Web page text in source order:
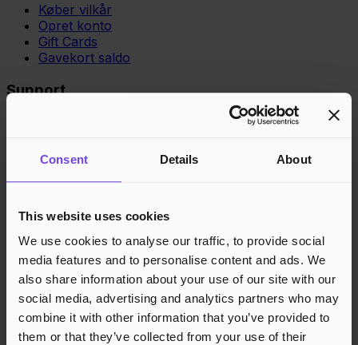
Consent Details About
This website uses cookies
We use cookies to analyse our traffic, to provide social
media features and to personalise content and ads. We
also share information about your use of our site with our
social media, advertising and analytics partners who may
combine it with other information that you’ve provided to
them or that they’ve collected from your use of their
Køber vilkår
Opret konto
Gift Cards
Gavekort saldo
Support
Juridisk
Cookies
Region Norge Danmark Sverige Tyskland Global
Sprog Norsk English Dansk Svenska Deutsch Français
Accepterede betalingsmetoder
Hurtig og sikker betalingsbehandling